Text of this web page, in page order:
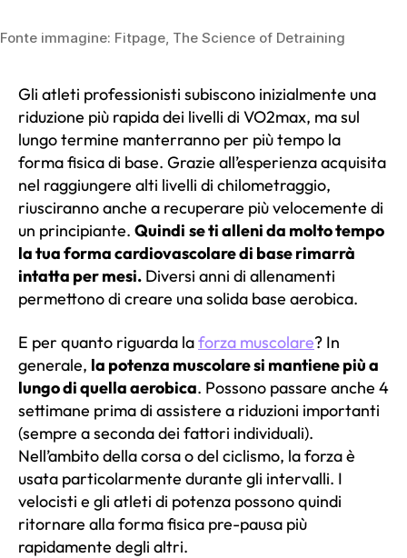
Fonte immagine: Fitpage, The Science of Detraining
Gli atleti professionisti subiscono inizialmente una
riduzione più rapida dei livelli di VO2max, ma sul
lungo termine manterranno per più tempo la
forma fisica di base. Grazie all’esperienza acquisita
nel raggiungere alti livelli di chilometraggio,
riusciranno anche a recuperare più velocemente di
un principiante. Quindi se ti alleni da molto tempo
la tua forma cardiovascolare di base rimarrà
intatta per mesi. Diversi anni di allenamenti
permettono di creare una solida base aerobica.
E per quanto riguarda laforza muscolare? In
generale, la potenza muscolare si mantiene più a
lungo di quella aerobica. Possono passare anche 4
settimane prima di assistere a riduzioni importanti
(sempre a seconda dei fattori individuali).
Nell’ambito della corsa o del ciclismo, la forza è
usata particolarmente durante gli intervalli. I
velocisti e gli atleti di potenza possono quindi
ritornare alla forma fisica pre-pausa più
rapidamente degli altri.